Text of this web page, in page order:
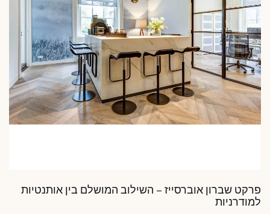
פרקט שברון אוברסייז – השילוב המושלם בין אותנטיות
למודרניות